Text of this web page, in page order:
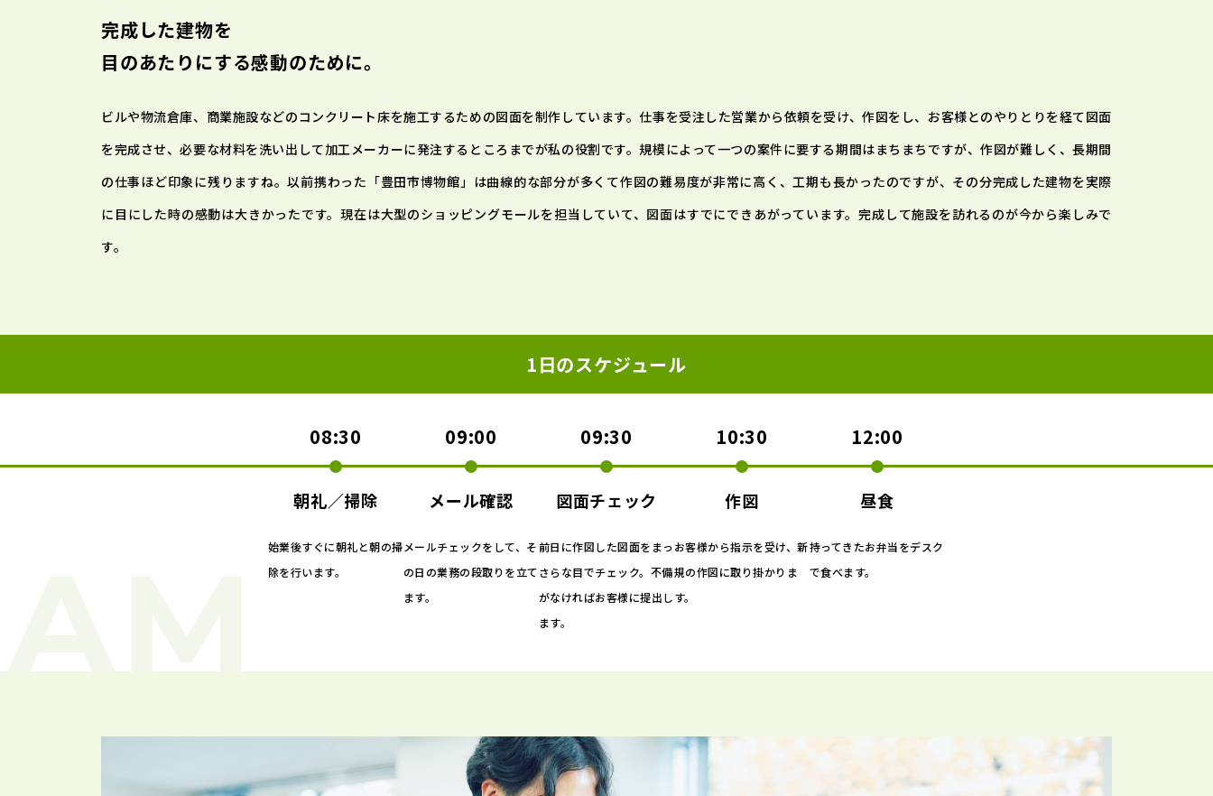
完成した建物を
目のあたりにする感動のために。
ビルや物流倉庫、商業施設などのコンクリート床を施工するための図面を制作しています。仕事を受注した営業から依頼を受け、作図をし、お客様とのやりとりを経て図面
を完成させ、必要な材料を洗い出して加工メーカーに発注するところまでが私の役割です。規模によって一つの案件に要する期間はまちまちですが、作図が難しく、長期間
の仕事ほど印象に残りますね。以前携わった「豊田市博物館」は曲線的な部分が多くて作図の難易度が非常に高く、工期も長かったのですが、その分完成した建物を実際
に目にした時の感動は大きかったです。現在は大型のショッピングモールを担当していて、図面はすでにできあがっています。完成して施設を訪れるのが今から楽しみで
す。
1日のスケジュール
08:30
朝礼／掃除
始業後すぐに朝礼と朝の掃
除を行います。
09:00
メール確認
メールチェックをして、そ
の日の業務の段取りを立て
ます。
09:30
図面チェック
前日に作図した図面をまっ
さらな目でチェック。不備
がなければお客様に提出し
ます。
10:30
作図
お客様から指示を受け、新
規の作図に取り掛かりま
す。
12:00
昼食
持ってきたお弁当をデスク
で食べます。